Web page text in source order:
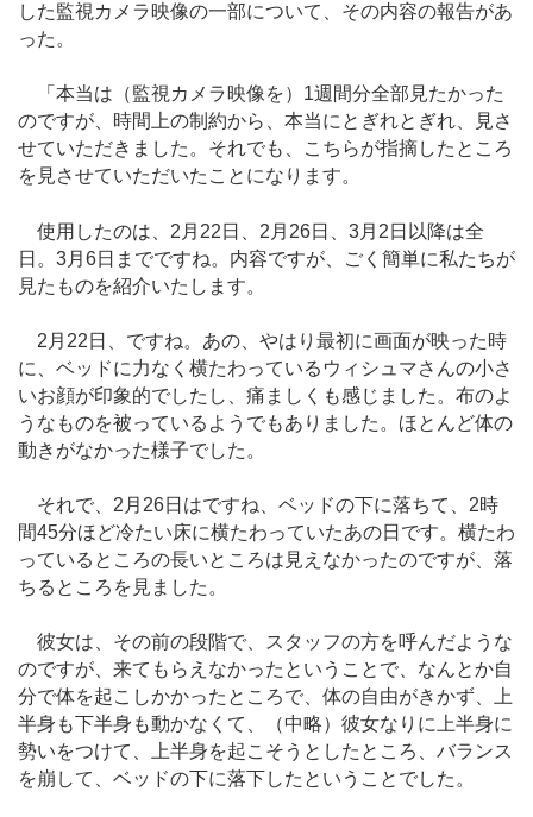
した監視カメラ映像の一部について、その内容の報告があ
った。
「本当は（監視カメラ映像を）1週間分全部見たかった
のですが、時間上の制約から、本当にとぎれとぎれ、見さ
せていただきました。それでも、こちらが指摘したところ
を見させていただいたことになります。
使用したのは、2月22日、2月26日、3月2日以降は全
日。3月6日までですね。内容ですが、ごく簡単に私たちが
見たものを紹介いたします。
2月22日、ですね。あの、やはり最初に画面が映った時
に、ベッドに力なく横たわっているウィシュマさんの小さ
いお顔が印象的でしたし、痛ましくも感じました。布のよ
うなものを被っているようでもありました。ほとんど体の
動きがなかった様子でした。
それで、2月26日はですね、ベッドの下に落ちて、2時
間45分ほど冷たい床に横たわっていたあの日です。横たわ
っているところの長いところは見えなかったのですが、落
ちるところを見ました。
彼女は、その前の段階で、スタッフの方を呼んだような
のですが、来てもらえなかったということで、なんとか自
分で体を起こしかかったところで、体の自由がきかず、上
半身も下半身も動かなくて、（中略）彼女なりに上半身に
勢いをつけて、上半身を起こそうとしたところ、バランス
を崩して、ベッドの下に落下したということでした。